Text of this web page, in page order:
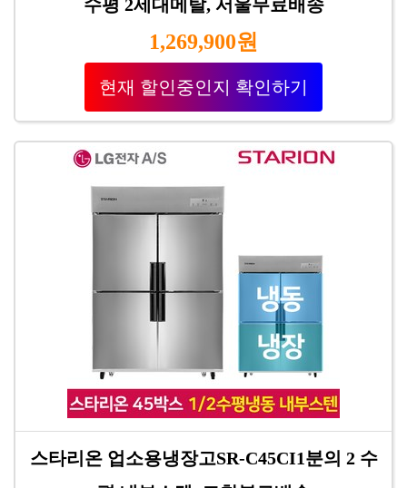
수평 2세대메탈, 서울무료배송
1,269,900원
현재 할인중인지 확인하기
스타리온 업소용냉장고SR-C45CI1분의 2 수